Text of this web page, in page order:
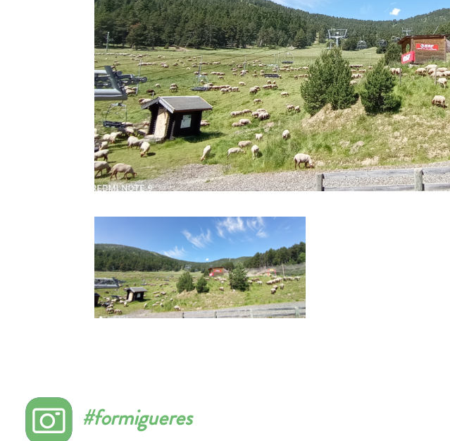
#formigueres